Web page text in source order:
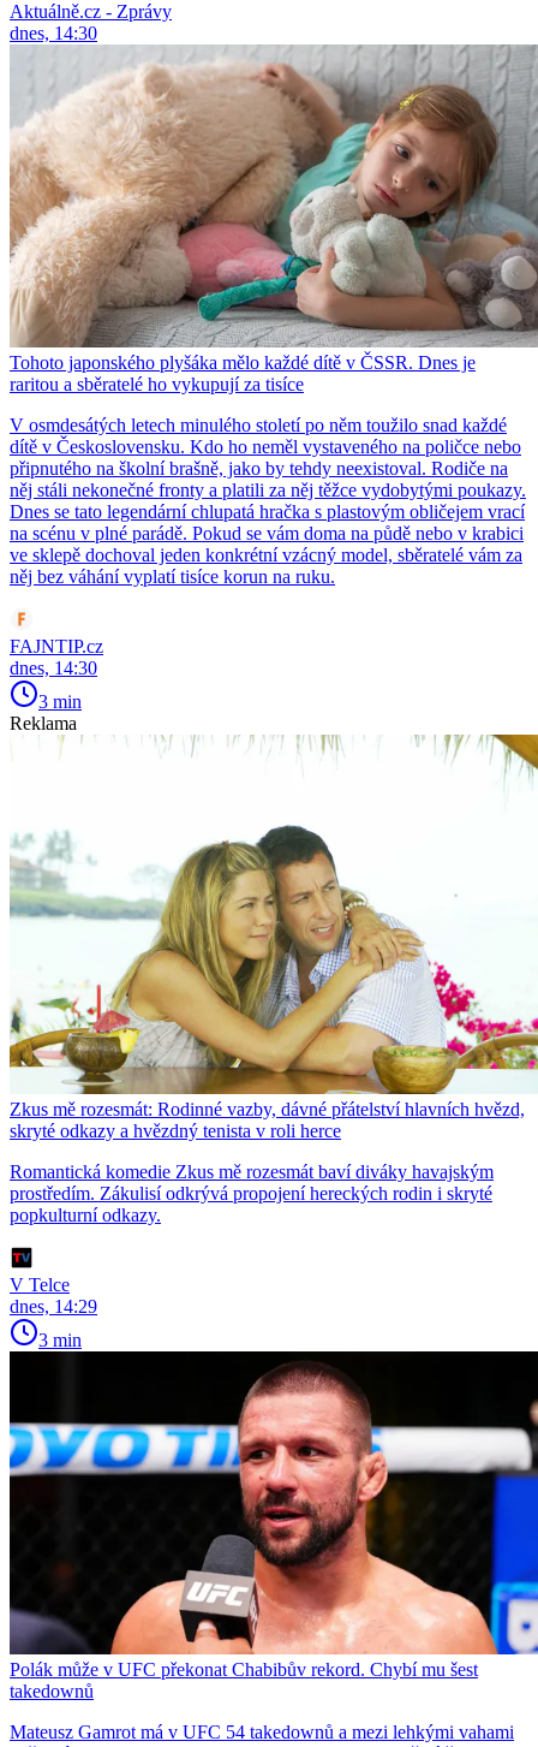
Aktuálně.cz - Zprávy
dnes, 14:30
Tohoto japonského plyšáka mělo každé dítě v ČSSR. Dnes je
raritou a sběratelé ho vykupují za tisíce
V osmdesátých letech minulého století po něm toužilo snad každé
dítě v Československu. Kdo ho neměl vystaveného na poličce nebo
připnutého na školní brašně, jako by tehdy neexistoval. Rodiče na
něj stáli nekonečné fronty a platili za něj těžce vydobytými poukazy.
Dnes se tato legendární chlupatá hračka s plastovým obličejem vrací
na scénu v plné parádě. Pokud se vám doma na půdě nebo v krabici
ve sklepě dochoval jeden konkrétní vzácný model, sběratelé vám za
něj bez váhání vyplatí tisíce korun na ruku.
FAJNTIP.cz
dnes, 14:30
3 min
Reklama
Zkus mě rozesmát: Rodinné vazby, dávné přátelství hlavních hvězd,
skryté odkazy a hvězdný tenista v roli herce
Romantická komedie Zkus mě rozesmát baví diváky havajským
prostředím. Zákulisí odkrývá propojení hereckých rodin i skryté
popkulturní odkazy.
V Telce
dnes, 14:29
3 min
Polák může v UFC překonat Chabibův rekord. Chybí mu šest
takedownů
Mateusz Gamrot má v UFC 54 takedownů a mezi lehkými vahami